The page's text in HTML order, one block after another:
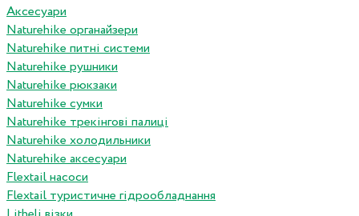
Аксесуари
Naturehike органайзери
Naturehike питні системи
Naturehike рушники
Naturehike рюкзаки
Naturehike сумки
Naturehike трекінгові палиці
Naturehike холодильники
Naturehike аксесуари
Flextail насоси
Flextail туристичне гідрообладнання